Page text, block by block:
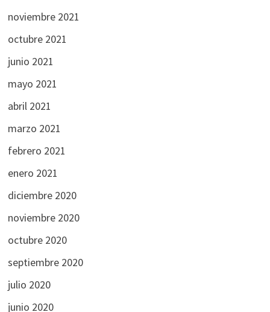
noviembre 2021
octubre 2021
junio 2021
mayo 2021
abril 2021
marzo 2021
febrero 2021
enero 2021
diciembre 2020
noviembre 2020
octubre 2020
septiembre 2020
julio 2020
junio 2020